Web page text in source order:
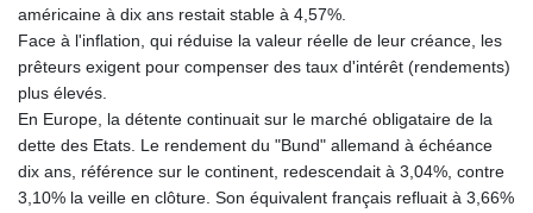
américaine à dix ans restait stable à 4,57%.
Face à l'inflation, qui réduise la valeur réelle de leur créance, les
prêteurs exigent pour compenser des taux d'intérêt (rendements)
plus élevés.
En Europe, la détente continuait sur le marché obligataire de la
dette des Etats. Le rendement du "Bund" allemand à échéance
dix ans, référence sur le continent, redescendait à 3,04%, contre
3,10% la veille en clôture. Son équivalent français refluait à 3,66%